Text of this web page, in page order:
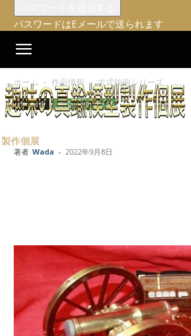
パスワードはEメールで送られます
製作個展
ホーム 作品情報 古式銃砲シリーズ
作品情報 古式銃砲シリーズ
著者 Wada - 2022年9月8日